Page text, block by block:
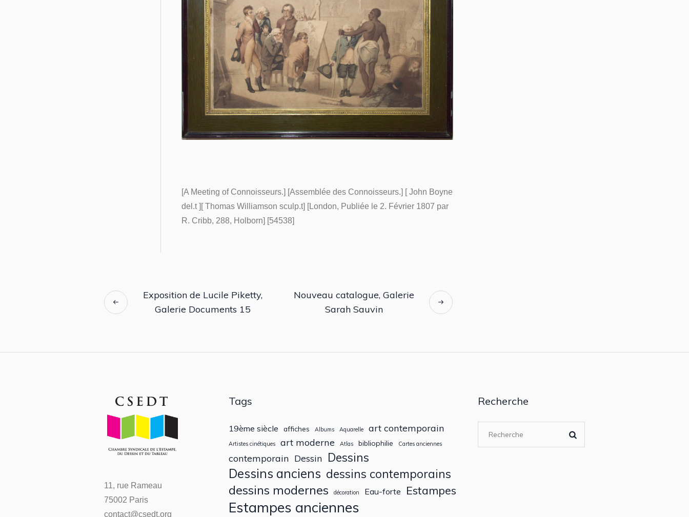
[A Meeting of Connoisseurs.] [Assemblée des Connoisseurs.] [ John Boyne
del.t ][ Thomas Williamson sculp.t] [London, Publiée le 2. Février 1807 par
R. Cribb, 288, Holborn] [54538]
Exposition de Lucile Piketty,
Galerie Documents 15
Nouveau catalogue, Galerie
Sarah Sauvin
11, rue Rameau
75002 Paris
contact@csedt.org
Tags
19ème siècle affiches Albums Aquarelle art contemporain
Artistes cinétiques art moderne Atlas bibliophilie Cartes anciennes
contemporain Dessin Dessins
Dessins anciens dessins contemporains
dessins modernes décoration Eau-forte Estampes
Estampes anciennes
Recherche